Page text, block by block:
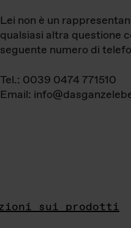
Lei non è un
qualsiasi altra questione
seguente numero di
Tel.: 0039 0474 771510
Email:
sui prodotti